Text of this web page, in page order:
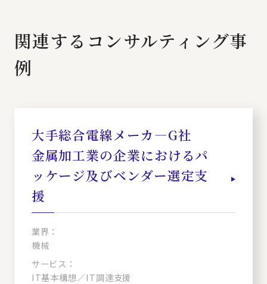
関連するコンサルティング事
例
大手総合電線メーカ―G社
金属加工業の企業におけるパ
ッケージ及びベンダー選定支
援
業界：
機械
サービス：
IT基本構想／IT調達支援